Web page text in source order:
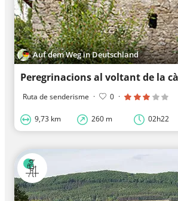
Auf dem Weg in Deutschland
Ruta de senderisme · 0 ·
9,73 km 260 m 02h22